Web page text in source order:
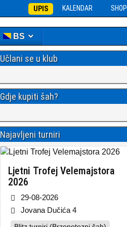
UPIS KALENDAR SHOP
BS
Učlani se u klub
Gdje kupiti šah?
Najavljeni turniri
Ljetni Trofej Velemajstora
2026
29-08-2026
Jovana Dučića 4